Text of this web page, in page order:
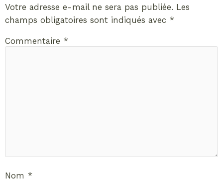
Votre adresse e-mail ne sera pas publiée. Les
champs obligatoires sont indiqués avec *
Commentaire *
Nom *